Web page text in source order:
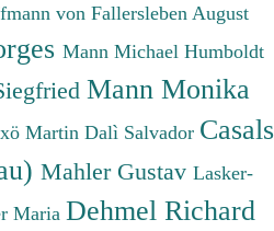
von Fallersleben August
Mann Michael Humboldt
Mann Monika
Martin Dalì Salvador Casals
Mahler Gustav Lasker-
Maria Dehmel Richard